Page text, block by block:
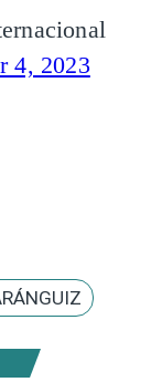
4, 2023